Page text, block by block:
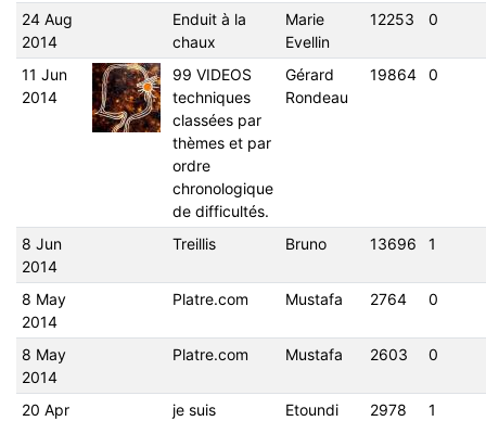
24 Aug
2014
Enduit à la
chaux
Marie
Evellin
12253 0
11 Jun
2014
99 VIDEOS
techniques
classées par
thèmes et par
ordre
chronologique
de difficultés.
Gérard
Rondeau
19864 0
8 Jun
2014
Treillis Bruno 13696 1
8 May
2014
Platre.com Mustafa 2764 0
8 May
2014
Platre.com Mustafa 2603 0
20 Apr
je suis
Etoundi
2978 1